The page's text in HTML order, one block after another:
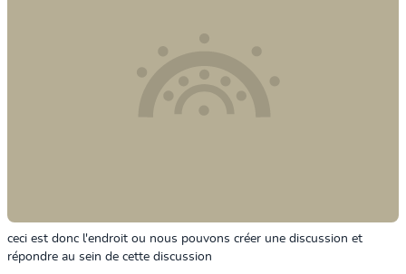
ceci est donc l'endroit ou nous pouvons créer une discussion et
répondre au sein de cette discussion